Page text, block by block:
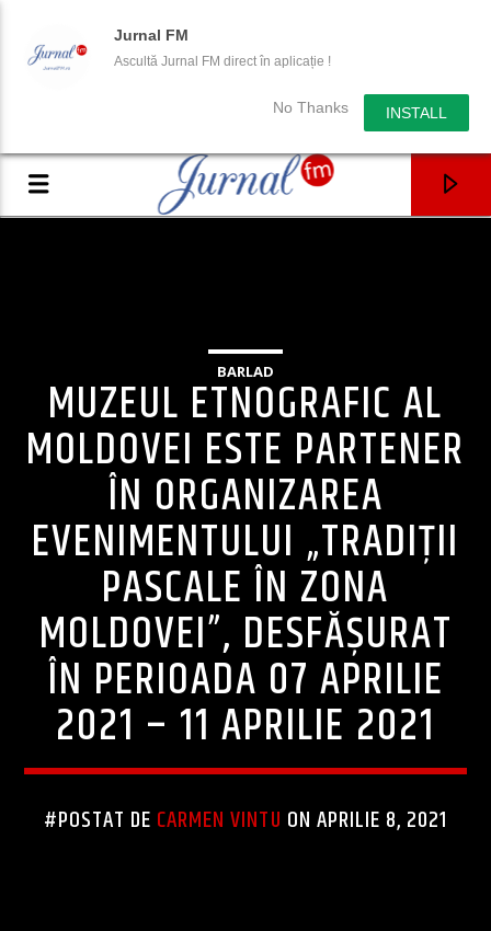
Jurnal FM
Ascultă Jurnal FM direct în aplicație !
No Thanks INSTALL
BARLAD
MUZEUL ETNOGRAFIC AL
MOLDOVEI ESTE PARTENER
ÎN ORGANIZAREA
EVENIMENTULUI „TRADIȚII
PASCALE ÎN ZONA
MOLDOVEI”, DESFĂȘURAT
ÎN PERIOADA 07 APRILIE
2021 – 11 APRILIE 2021
#POSTAT DE CARMEN VINTU ON APRILIE 8, 2021